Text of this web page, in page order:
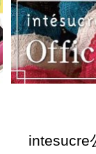
intesucre